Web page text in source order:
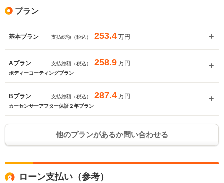
プラン
基本プラン 支払総額（税込） 253.4 万円
Aプラン 支払総額（税込） 258.9 万円
ボディーコーティングプラン
Bプラン 支払総額（税込） 287.4 万円
カーセンサーアフター保証２年プラン
他のプランがあるか問い合わせる
ローン支払い（参考）